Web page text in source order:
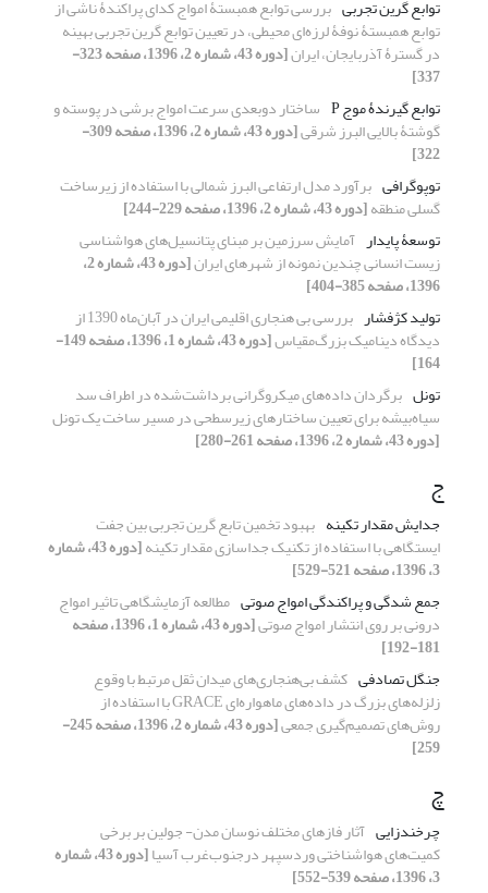
توابع گرین تجربی بررسی توابع همبستۀ امواج کدای پراکندۀ ناشی از
توابع همبستۀ نوفۀ لرزه‌ای محیطی، در تعیین توابع گرین تجربی بهینه
در گسترۀ آذربایجان، ایران [دوره 43، شماره 2، 1396، صفحه 323-
337]
توابع گیرندۀ موج P
ساختار دوبعدی سرعت امواج برشی در پوسته و
گوشتۀ بالایی البرز شرقی [دوره 43، شماره 2، 1396، صفحه 309-
322]
توپوگرافی برآورد مدل ارتفاعی البرز شمالی با استفاده از زیرساخت
گسلی منطقه[دوره 43، شماره 2، 1396، صفحه 229-244]
توسعۀ پایدار آمایش سرزمین بر مبنای پتانسیل‌های هواشناسی
زیست انسانی چندین نمونه از شهرهای ایران [دوره 43، شماره 2،
1396، صفحه 385-404]
تولید کژفشار
بررسی بی هنجاری اقلیمی ایران در آبان‌ماه 1390 از
دیدگاه دینامیک بزرگ‌مقیاس [دوره 43، شماره 1، 1396، صفحه 149-
164]
تونل برگردان داده‌های میکروگرانی برداشت‌شده در اطراف سد
سیاه‌بیشه برای تعیین ساختارهای زیرسطحی در مسیر ساخت یک تونل
[دوره 43، شماره 2، 1396، صفحه 261-280]
ج
جدایش مقدار تکینه بهبود تخمین تابع گرین تجربی بین جفت
ایستگاهی با استفاده از تکنیک جداسازی مقدار تکینه [دوره 43، شماره
3، 1396، صفحه 521-529]
جمع شدگی و پراکندگی امواج صوتی مطالعه آزمایشگاهی تاثیر امواج
درونی بر روی انتشار امواج صوتی [دوره 43، شماره 1، 1396، صفحه
181-192]
جنگل تصادفی کشف بی‌هنجاری‌های میدان ثقل مرتبط با وقوع
زلزله‌های بزرگ در داده‌های ماهواره‌ای GRACE با استفاده از
روش‌های تصمیم‌گیری جمعی [دوره 43، شماره 2، 1396، صفحه 245-
259]
چ
چرخندزایی آثار فازهای مختلف نوسان مدن- جولین بر برخی
کمیت‌های هواشناختی وردسپهر درجنوب‌غرب آسیا [دوره 43، شماره
3، 1396، صفحه 539-552]